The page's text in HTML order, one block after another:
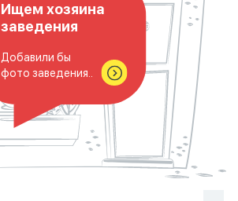
Ищем хозяина
заведения
Добавили бы
фото заведения..